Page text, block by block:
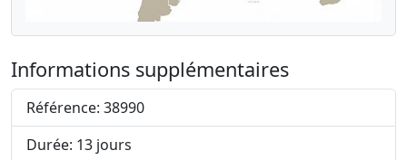
Informations supplémentaires
Référence: 38990
Durée: 13 jours